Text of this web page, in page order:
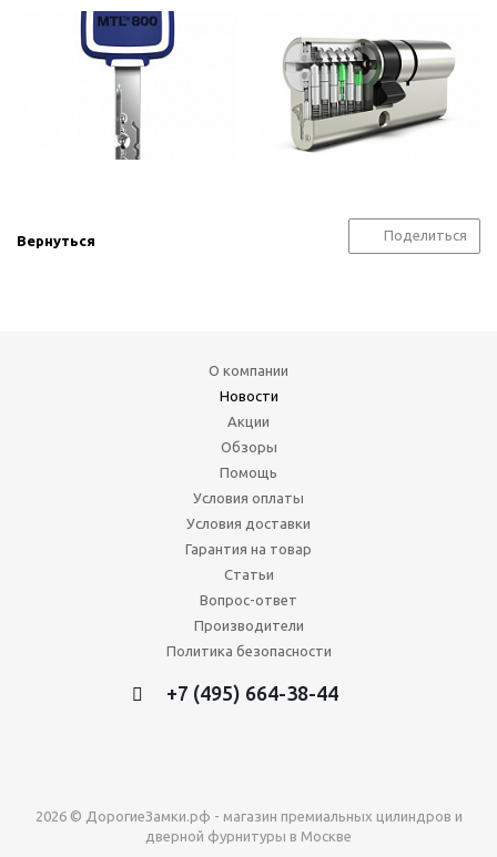
Вернуться Поделиться
О компании
Новости
Акции
Обзоры
Помощь
Условия оплаты
Условия доставки
Гарантия на товар
Статьи
Вопрос-ответ
Производители
Политика безопасности
+7 (495) 664-38-44
2026 © ДорогиеЗамки.рф - магазин премиальных цилиндров и
дверной фурнитуры в Москве